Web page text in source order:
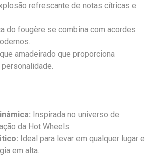
refrescante de notas cítricas e
do fougère se combina com acordes
amadeirado que proporciona
Inspirada no universo de
da Hot Wheels.
Ideal para levar em qualquer lugar e
em alta.